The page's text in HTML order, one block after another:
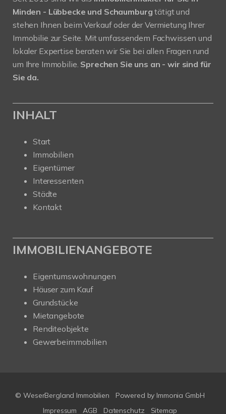
Minden - Lübbecke und Schaumburgtätigt und
stehen Ihnen beim Verkauf oder der Vermietung Ihrer
Immobilie zur Seite. Mit umfassendem Fachwissen und
lokaler Expertise beraten wir Sie bei allen Fragen rund
um Ihre Immobilie. Sprechen Sie uns an - wir sind für
Sie da.
INHALT
Start
Immobilien
Eigentümer
Interessenten
Städte
Kontakt
IMMOBILIENANGEBOTE
Eigentumswohnungen
Häuser zum Kauf
Grundstücke
Mietangebote
Renditeobjekte
Gewerbeimmobilien
© WeserBergland Immobilien Powered by Immonia GmbH
Impressum
AGB Datenschutz Sitemap